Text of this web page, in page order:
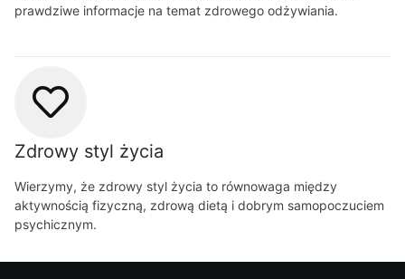
prawdziwe informacje na temat zdrowego odżywiania.
Zdrowy styl życia
Wierzymy, że zdrowy styl życia to równowaga między
aktywnością fizyczną, zdrową dietą i dobrym samopoczuciem
psychicznym.